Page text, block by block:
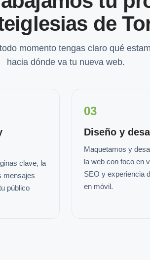
de
momento tengas claro qué
hacia dónde va tu nueva web.
clave, la
mensajes
público
03
Diseño y
Maquetamos y
la web con foco en
SEO y experiencia
en móvil.